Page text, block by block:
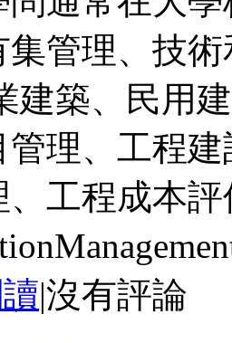
集管理、技
建築、民用
管理、工程
、工程成本
|沒有評論